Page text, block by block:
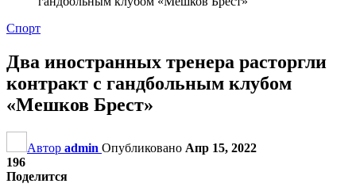
Спорт
Два иностранных тренера расторгли
контракт с гандбольным клубом
«Мешков Брест»
Автор admin Опубликовано Апр 15, 2022
196
Поделится